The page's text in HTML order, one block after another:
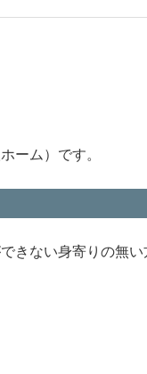
ーム）です。
きない身寄りの無